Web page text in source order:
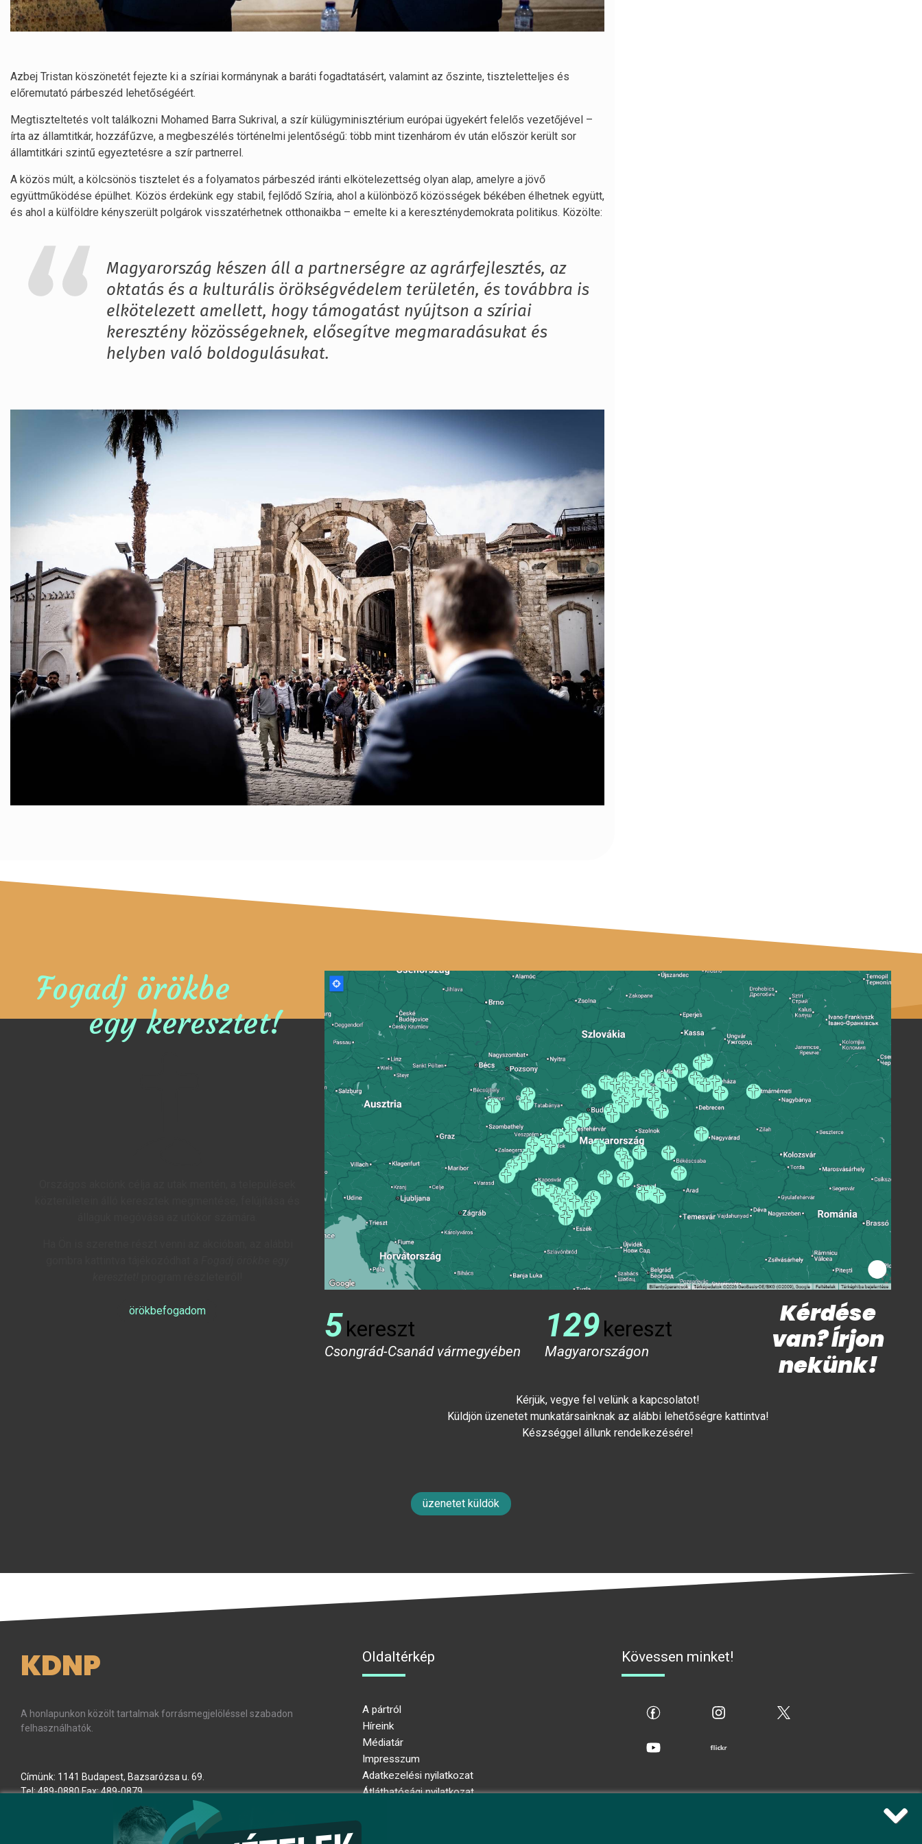
Azbej Tristan köszönetét fejezte ki a szíriai kormánynak a baráti fogadtatásért, valamint az őszinte, tiszteletteljes és
előremutató párbeszéd lehetőségéért.
Megtiszteltetés volt találkozni Mohamed Barra Sukrival, a szír külügyminisztérium európai ügyekért felelős vezetőjével –
írta az államtitkár, hozzáfűzve, a megbeszélés történelmi jelentőségű: több mint tizenhárom év után először került sor
államtitkári szintű egyeztetésre a szír partnerrel.
A közös múlt, a kölcsönös tisztelet és a folyamatos párbeszéd iránti elkötelezettség olyan alap, amelyre a jövő
együttműködése épülhet. Közös érdekünk egy stabil, fejlődő Szíria, ahol a különböző közösségek békében élhetnek együtt,
és ahol a külföldre kényszerült polgárok visszatérhetnek otthonaikba – emelte ki a kereszténydemokrata politikus. Közölte:
Magyarország készen áll a partnerségre az agrárfejlesztés, az
oktatás és a kulturális örökségvédelem területén, és továbbra is
elkötelezett amellett, hogy támogatást nyújtson a szíriai
keresztény közösségeknek, elősegítve megmaradásukat és
helyben való boldogulásukat.
Fogadj örökbe
egy keresztet!
örökbefogadom 5kereszt
Csongrád-Csanád vármegyében
129kereszt
Magyarországon
Kérdése
van? Írjon
nekünk!
Kérjük, vegye fel velünk a kapcsolatot!
Küldjön üzenetet munkatársainknak az alábbi lehetőségre kattintva!
Készséggel állunk rendelkezésére!
üzenetet küldök
KDNP
A honlapunkon közölt tartalmak forrásmegjelöléssel szabadon
felhasználhatók.
Címünk: 1141 Budapest, Bazsarózsa u. 69.
Tel: 489-0880 Fax: 489-0879
hu(kdnp[at]kdnp[dot]hu)
Oldaltérkép
A pártról
Híreink
Médiatár
Impresszum
Adatkezelési nyilatkozat
Átláthatósági nyilatkozat
Kövessen minket!
flickr